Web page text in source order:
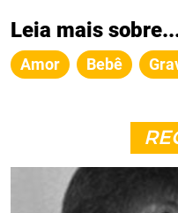
Leia mais
Amor Bebê